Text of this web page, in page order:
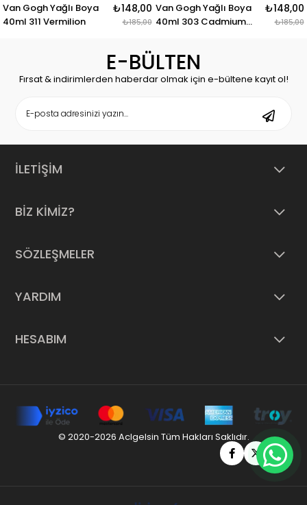
Gogh Yağlı Boya
311 Vermilion
₺148,00
₺185,00
Van Gogh Yağlı Boya
40ml 303 Cadmium
₺148,00
₺185,00
E-BÜLTEN
Fırsat & indirimlerden haberdar olmak için e-bültene kayıt ol!
İLETİŞİM
BİZ KİMİZ?
SÖZLEŞMELER
YARDIM
HESABIM
© 2020-2026 Aclgelsin Tüm Hakları Saklıdır.